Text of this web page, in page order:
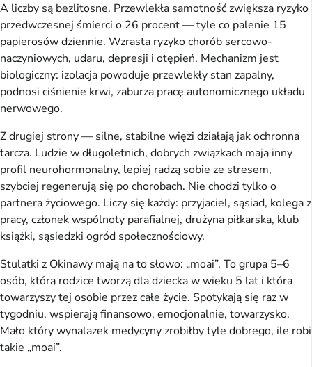
A liczby są bezlitosne. Przewlekła samotność zwiększa ryzyko
przedwczesnej śmierci o 26 procent — tyle co palenie 15
papierosów dziennie. Wzrasta ryzyko chorób sercowo-
naczyniowych, udaru, depresji i otępień. Mechanizm jest
biologiczny: izolacja powoduje przewlekły stan zapalny,
podnosi ciśnienie krwi, zaburza pracę autonomicznego układu
nerwowego.
Z drugiej strony — silne, stabilne więzi działają jak ochronna
tarcza. Ludzie w długoletnich, dobrych związkach mają inny
profil neurohormonalny, lepiej radzą sobie ze stresem,
szybciej regenerują się po chorobach. Nie chodzi tylko o
partnera życiowego. Liczy się każdy: przyjaciel, sąsiad, kolega z
pracy, członek wspólnoty parafialnej, drużyna piłkarska, klub
książki, sąsiedzki ogród społecznościowy.
Stulatki z Okinawy mają na to słowo: „moai”. To grupa 5–6
osób, którą rodzice tworzą dla dziecka w wieku 5 lat i która
towarzyszy tej osobie przez całe życie. Spotykają się raz w
tygodniu, wspierają finansowo, emocjonalnie, towarzysko.
Mało który wynalazek medycyny zrobiłby tyle dobrego, ile robi
takie „moai”.